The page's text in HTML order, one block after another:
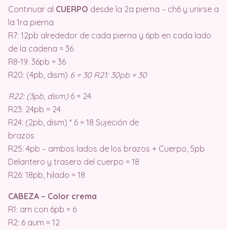
Continuar al CUERPO desde la 2a pierna – ch6 y unirse a
la 1ra pierna
R7: 12pb alrededor de cada pierna y 6pb en cada lado
de la cadena = 36
R8-19: 36pb = 36
R20: (4pb, dism) 6 = 30 R21: 30pb = 30
R22: (3pb, dism)6 = 24
R23: 24pb = 24
R24: (2pb, dism) * 6 = 18 Sujeción de
brazos
R25: 4pb – ambos lados de los brazos + Cuerpo, 5pb
Delantero y trasero del cuerpo = 18
R26: 18pb, hilado = 18
CABEZA – Color crema
R1: am con 6pb = 6
R2: 6 aum = 12